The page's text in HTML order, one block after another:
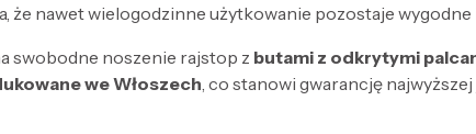
że nawet wielogodzinne użytkowanie pozostaje
swobodne noszenie rajstop z butami z odkrytymi
we Włoszech, co stanowi gwarancję